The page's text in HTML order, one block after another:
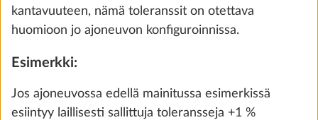
Verhoilu
kantavuuteen, nämä toleranssit on otettava
huomioon jo ajoneuvon konfiguroinnissa.
Esimerkki:
Jos ajoneuvossa edellä mainitussa esimerkissä
esiintyy laillisesti sallittuja toleransseja +1 %